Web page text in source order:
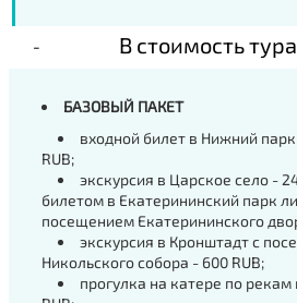
В стоимость
БАЗОВЫЙ ПАКЕТ
входной билет в Нижний
RUB;
экскурсия в Царское село -
билетом в Екатерининский парк
посещением Екатерининского
экскурсия в Кронштадт с
Никольского собора - 600 RUB;
прогулка на катере по